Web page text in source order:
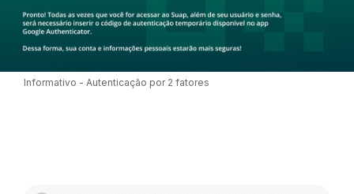
Informativo - Autenticação por 2 fatores